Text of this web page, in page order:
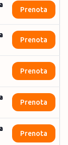
Prenota
Prenota
Prenota
Prenota
Prenota